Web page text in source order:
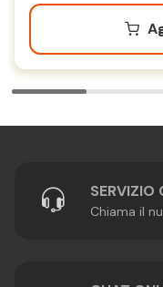
SERVIZIO
Chiama il